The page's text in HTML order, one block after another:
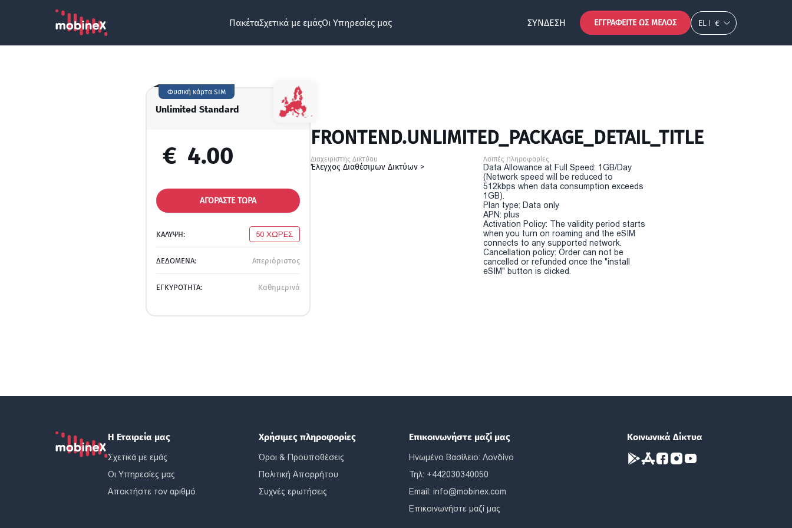
ΠακέταΣχετικά με εμάςΟι Υπηρεσίες μας ΣΎΝΔΕΣΗ ΕΓΓΡΑΦΕΊΤΕ ΩΣ ΜΈΛΟΣ EL €
Unlimited Standard
Φυσική κάρτα SIM
€ 4.00
ΑΓΟΡΑΣΤΕ ΤΩΡΑ
ΚΑΛΥΨΗ: 50 ΧΩΡΕΣ
ΔΕΔΟΜΕΝΑ: Απεριόριστος
ΕΓΚΥΡΟΤΗΤΑ: Καθημερινά
FRONTEND.UNLIMITED_PACKAGE_DETAIL_TITLE
Διαχειριστής Δικτύου
Έλεγχος Διαθέσιμων Δικτύων >
Λοιπές Πληροφορίες
Data Allowance at Full Speed: 1GB/Day
(Network speed will be reduced to
512kbps when data consumption exceeds
1GB).
Plan type: Data only
APN: plus
Activation Policy: The validity period starts
when you turn on roaming and the eSIM
connects to any supported network.
Cancellation policy: Order can not be
cancelled or refunded once the "install
eSIM" button is clicked.
Η Εταιρεία μας
Σχετικά με εμάς
Οι Υπηρεσίες μας
Αποκτήστε τον αριθμό
Χρήσιμες πληροφορίες
Όροι & Προϋποθέσεις
Πολιτική Απορρήτου
Συχνές ερωτήσεις
Επικοινωνήστε μαζί μας
Ηνωμένο Βασίλειο: Λονδίνο
Τηλ: +442030340050
Email:info@mobinex.com
Επικοινωνήστε μαζί μας
Κοινωνικά Δίκτυα